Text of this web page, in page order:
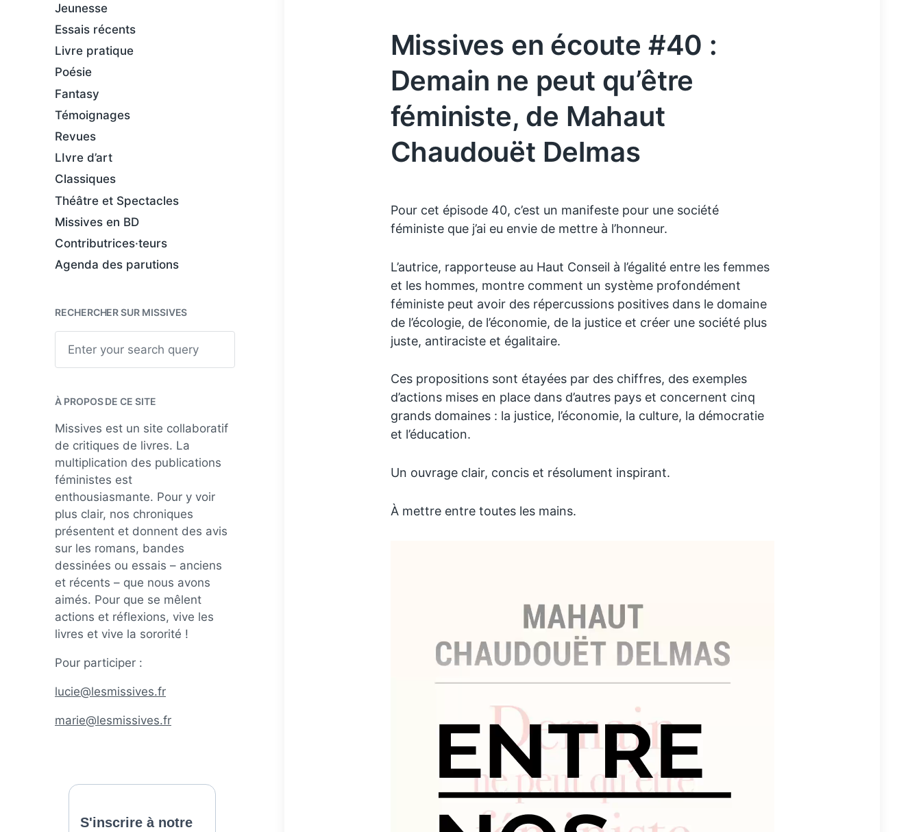
Jeunesse
Essais récents
Livre pratique
Poésie
Fantasy
Témoignages
Revues
LIvre d’art
Classiques
Théâtre et Spectacles
Missives en BD
Contributrices·teurs
Agenda des parutions
RECHERCHER SUR MISSIVES
h
À PROPOS DE CE SITE
Missives est un site collaboratif
de critiques de livres. La
multiplication des publications
féministes est
enthousiasmante. Pour y voir
plus clair, nos chroniques
présentent et donnent des avis
sur les romans, bandes
dessinées ou essais – anciens
et récents – que nous avons
aimés. Pour que se mêlent
actions et réflexions, vive les
livres et vive la sororité !
Pour participer :
lucie@lesmissives.fr
marie@lesmissives.fr
Missives en écoute #40 :
Demain ne peut qu’être
féministe, de Mahaut
Chaudouët Delmas
Pour cet épisode 40, c’est un manifeste pour une société
féministe que j’ai eu envie de mettre à l’honneur.
L’autrice, rapporteuse au Haut Conseil à l’égalité entre les femmes
et les hommes, montre comment un système profondément
féministe peut avoir des répercussions positives dans le domaine
de l’écologie, de l’économie, de la justice et créer une société plus
juste, antiraciste et égalitaire.
Ces propositions sont étayées par des chiffres, des exemples
d’actions mises en place dans d’autres pays et concernent cinq
grands domaines : la justice, l’économie, la culture, la démocratie
et l’éducation.
Un ouvrage clair, concis et résolument inspirant.
À mettre entre toutes les mains.